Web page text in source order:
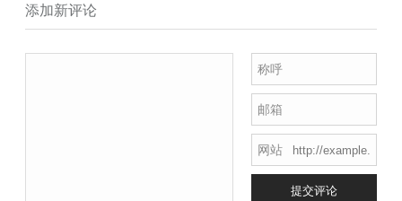
添加新评论
称呼
邮箱
网站
提交评论